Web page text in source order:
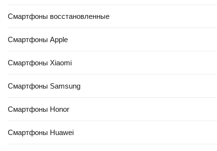
Смартфоны восстановленные
Смартфоны Apple
Смартфоны Xiaomi
Смартфоны Samsung
Смартфоны Honor
Смартфоны Huawei